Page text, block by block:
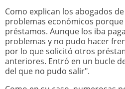
Como explican los abogados
problemas económicos
préstamos. Aunque los iba
problemas y no pudo hacer
por lo que solicitó otros
anteriores. Entró en un bucle
del que no pudo salir".